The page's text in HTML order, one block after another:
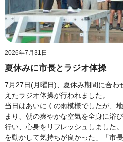
2026年7月31日
夏休みに市長とラジオ体操
7月27日(月曜日)、夏休み期間に合わ
えたラジオ体操が行われました。
当日はあいにくの雨模様でしたが、
まり、朝の爽やかな空気を全身に浴
行い、心身をリフレッシュしました
を動かして気持ちが良かった」「市